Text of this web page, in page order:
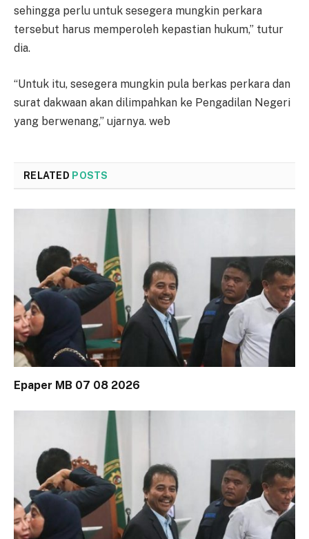
sehingga perlu untuk sesegera mungkin perkara
tersebut harus memperoleh kepastian hukum,” tutur
dia.
“Untuk itu, sesegera mungkin pula berkas perkara dan
surat dakwaan akan dilimpahkan ke Pengadilan Negeri
yang berwenang,” ujarnya. web
RELATED POSTS
Epaper MB 07 08 2026